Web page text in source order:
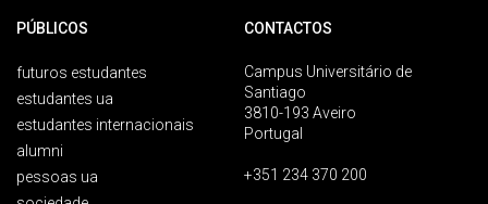
PÚBLICOS
futuros estudantes
estudantes ua
estudantes internacionais
alumni
pessoas ua
CONTACTOS
Campus Universitário de
Santiago
3810-193 Aveiro
Portugal
+351 234 370 200